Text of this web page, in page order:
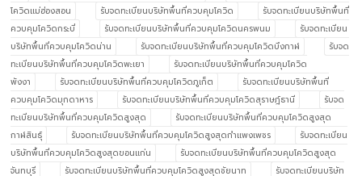
โควิดแม่ฮ่องสอน
รับจดทะเบียนบริษัทพื้นที่ควบคุมโควิด
รับจดทะเบียนบริษัทพื้นที่
ควบคุมโควิดกระบี่
รับจดทะเบียนบริษัทพื้นที่ควบคุมโควิดนครพนม
รับจดทะเบียน
บริษัทพื้นที่ควบคุมโควิดน่าน
รับจดทะเบียนบริษัทพื้นที่ควบคุมโควิดบึงกาฬ
รับจด
ทะเบียนบริษัทพื้นที่ควบคุมโควิดพะเยา
รับจดทะเบียนบริษัทพื้นที่ควบคุมโควิด
พังงา
รับจดทะเบียนบริษัทพื้นที่ควบคุมโควิดภูเก็ต
รับจดทะเบียนบริษัทพื้นที่
ควบคุมโควิดมุกดาหาร
รับจดทะเบียนบริษัทพื้นที่ควบคุมโควิดสุราษฎ์ธานี
รับจด
ทะเบียนบริษัทพื้นที่ควบคุมโควิดสูงสุด
รับจดทะเบียนบริษัทพื้นที่ควบคุมโควิดสูงสุด
กาฬสินธุ์
รับจดทะเบียนบริษัทพื้นที่ควบคุมโควิดสูงสุดกำแพงเพชร
รับจดทะเบียน
บริษัทพื้นที่ควบคุมโควิดสูงสุดขอนแก่น
รับจดทะเบียนบริษัทพื้นที่ควบคุมโควิดสูงสุด
จันทบุรี
รับจดทะเบียนบริษัทพื้นที่ควบคุมโควิดสูงสุดชัยนาท รับจดทะเบียนบริษัท